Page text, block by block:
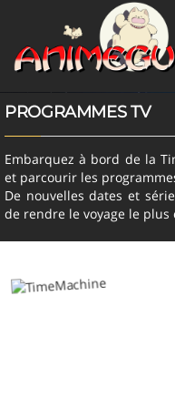
PROGRAMMES TV
Embarquez à bord de la
et parcourir les
De nouvelles dates et
de rendre le voyage le plus
Panneau de gestion des